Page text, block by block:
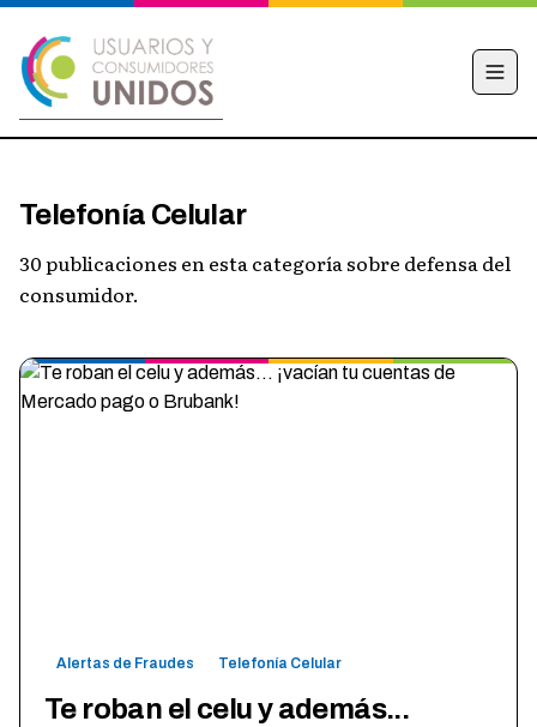
CAMPAÑA
NOTICIAS
EDUCACIÓN FINANCIERA
OBSERVATORIO
Telefonía Celular
30 publicaciones en esta categoría sobre defensa del
consumidor.
Alertas de Fraudes Telefonía Celular
Te roban el celu y además...